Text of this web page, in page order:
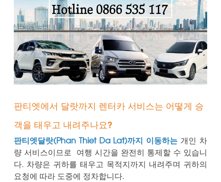
판티엣에서 달랏까지 렌터카 서비스는 어떻게 승
객을 태우고 내려주나요?
판티엣달랏(Phan Thiet Da Lat)까지 이동하는 개인 차
량 서비스이므로 여행 시간을 완전히 통제할 수 있습니
다. 차량은 귀하를 태우고 목적지까지 내려주며 귀하의
요청에 따라 도중에 정차합니다.